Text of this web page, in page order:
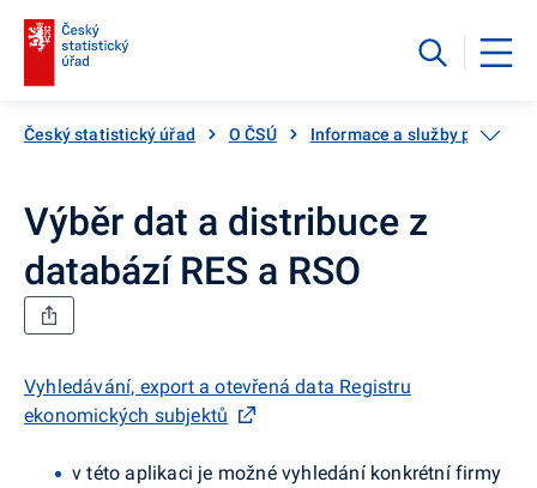
Český statistický úřad O ČSÚ Informace a služby pro
Výběr dat a distribuce z
databází RES a RSO
Vyhledávání, export a otevřená data Registru
ekonomických subjektů
v této aplikaci je možné vyhledání konkrétní firmy